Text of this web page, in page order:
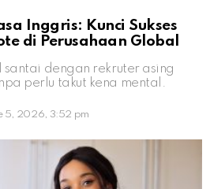
Inggris: Kunci Sukses
di Perusahaan Global
dengan rekruter asing
perlu takut kena mental.
5, 2026, 3:52 pm